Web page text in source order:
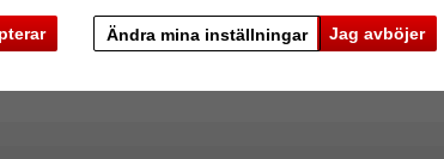
Jag avböjer
Ändra mina inställningar
Färg Ramtyp